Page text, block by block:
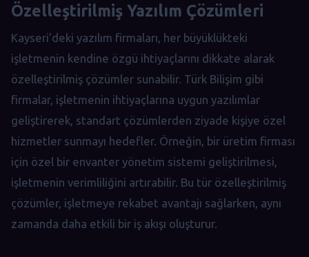
Özelleştirilmiş Yazılım Çözümleri
Kayseri'deki yazılım firmaları, her büyüklükteki
işletmenin kendine özgü ihtiyaçlarını dikkate alarak
özelleştirilmiş çözümler sunabilir. Türk Bilişim gibi
firmalar, işletmenin ihtiyaçlarına uygun yazılımlar
geliştirerek, standart çözümlerden ziyade kişiye özel
hizmetler sunmayı hedefler. Örneğin, bir üretim firması
için özel bir envanter yönetim sistemi geliştirilmesi,
işletmenin verimliliğini artırabilir. Bu tür özelleştirilmiş
çözümler, işletmeye rekabet avantajı sağlarken, aynı
zamanda daha etkili bir iş akışı oluşturur.